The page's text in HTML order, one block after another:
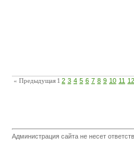
« Предыдущая 1 2 3 4 5 6 7 8 9 10 11 12
Администрация сайта не несет